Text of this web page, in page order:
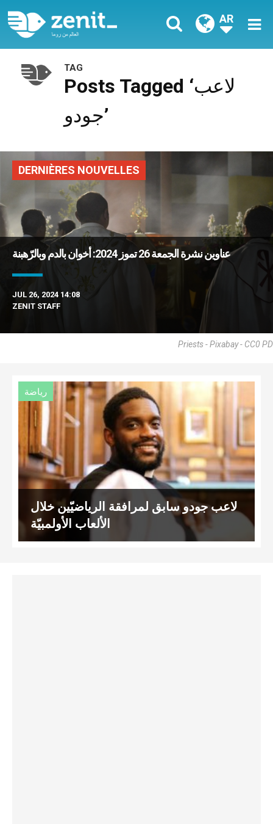
AR
TAG
Posts Tagged ‘لاعب
جودو’
DERNIÈRES NOUVELLES
عناوين نشرة الجمعة 26 تموز 2024: أخوان بالدم وبالرّهبنة
JUL 26, 2024 14:08
ZENIT STAFF
Priests - Pixabay - CC0 PD
رياضة
لاعب جودو سابق لمرافقة الرياضيّين خلال
الألعاب الأولمبيّة